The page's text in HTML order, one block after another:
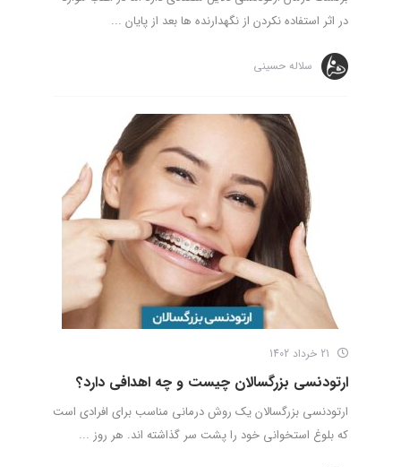
در اثر استفاده نکردن از نگهدارنده ها بعد از پایان ...
سلاله حسینی
ارتودنسی بزرگسالان چیست و چه اهدافی دارد؟
ارتودنسی بزرگسالان یک روش درمانی مناسب برای افرادی است
که بلوغ استخوانی خود را پشت سر گذاشته اند. هر روز ...